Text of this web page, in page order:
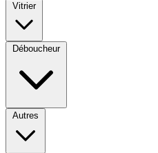
Vitrier
Déboucheur
Autres